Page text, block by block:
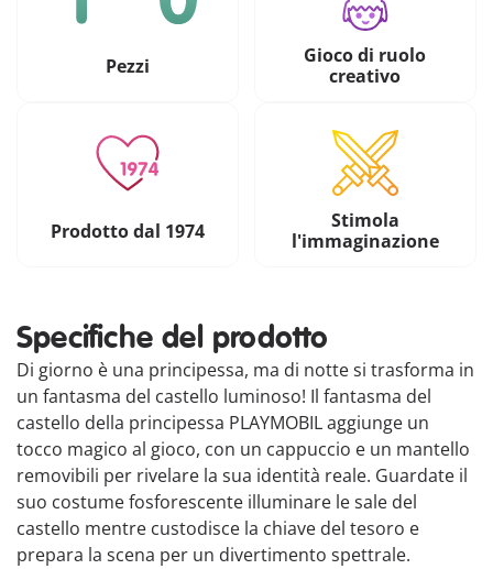
Pezzi
Gioco di ruolo
creativo
Prodotto dal 1974
Stimola
l'immaginazione
Specifiche del prodotto
Di giorno è una principessa, ma di notte si trasforma in
un fantasma del castello luminoso! Il fantasma del
castello della principessa PLAYMOBIL aggiunge un
tocco magico al gioco, con un cappuccio e un mantello
removibili per rivelare la sua identità reale. Guardate il
suo costume fosforescente illuminare le sale del
castello mentre custodisce la chiave del tesoro e
prepara la scena per un divertimento spettrale.